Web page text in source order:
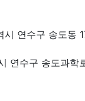
시 연수구 송도동
연수구 송도과학